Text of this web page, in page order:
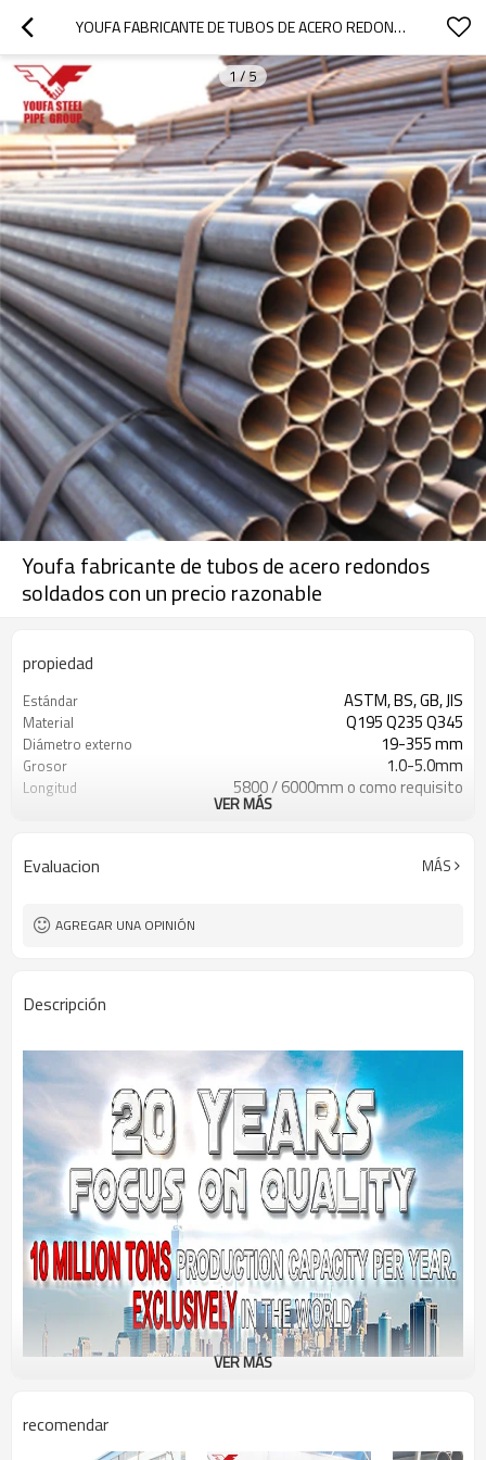
YOUFA FABRICANTE DE TUBOS DE ACERO REDONDOS SOLDADOS CON UN PRECIO RAZONABLE
1/5
Youfa fabricante de tubos de acero redondos
soldados con un precio razonable
propiedad
Estándar ASTM, BS, GB, JIS
Material Q195 Q235 Q345
Diámetro externo 19-355 mm
Grosor 1.0-5.0mm
Longitud 5800 / 6000mm o como requisito
liso, acanalado, biselado, roscado
Capacidad de producción 10000 toneladas / mes
Certificado
VER MÁS
Evaluacion MÁS
AGREGAR UNA OPINIÓN
Descripción
VER MÁS
recomendar